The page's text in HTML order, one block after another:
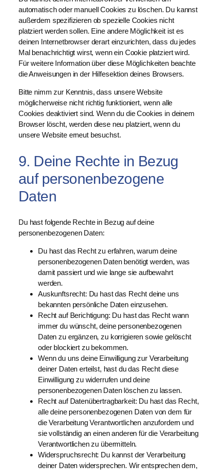
n
automatisch oder manuell Cookies zu löschen. Du kannst
außerdem spezifizieren ob spezielle Cookies nicht
platziert werden sollen. Eine andere Möglichkeit ist es
deinen Internetbrowser derart einzurichten, dass du jedes
Mal benachrichtigt wirst, wenn ein Cookie platziert wird.
Für weitere Information über diese Möglichkeiten beachte
die Anweisungen in der Hilfesektion deines Browsers.
Bitte nimm zur Kenntnis, dass unsere Website
möglicherweise nicht richtig funktioniert, wenn alle
Cookies deaktiviert sind. Wenn du die Cookies in deinem
Browser löscht, werden diese neu platziert, wenn du
unsere Website erneut besuchst.
9. Deine Rechte in Bezug
auf personenbezogene
Daten
Du hast folgende Rechte in Bezug auf deine
personenbezogenen Daten:
Du hast das Recht zu erfahren, warum deine
personenbezogenen Daten benötigt werden, was
damit passiert und wie lange sie aufbewahrt
werden.
Auskunftsrecht: Du hast das Recht deine uns
bekannten persönliche Daten einzusehen.
Recht auf Berichtigung: Du hast das Recht wann
immer du wünscht, deine personenbezogenen
Daten zu ergänzen, zu korrigieren sowie gelöscht
oder blockiert zu bekommen.
Wenn du uns deine Einwilligung zur Verarbeitung
deiner Daten erteilst, hast du das Recht diese
Einwilligung zu widerrufen und deine
personenbezogenen Daten löschen zu lassen.
Recht auf Datenübertragbarkeit: Du hast das Recht,
alle deine personenbezogenen Daten von dem für
die Verarbeitung Verantwortlichen anzufordern und
sie vollständig an einen anderen für die Verarbeitung
Verantwortlichen zu übermitteln.
Widerspruchsrecht: Du kannst der Verarbeitung
deiner Daten widersprechen. Wir entsprechen dem,